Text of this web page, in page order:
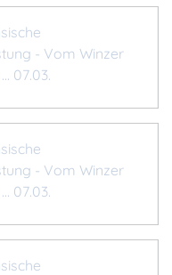
- Vom Winzer
07.03.
- Vom Winzer
07.03.